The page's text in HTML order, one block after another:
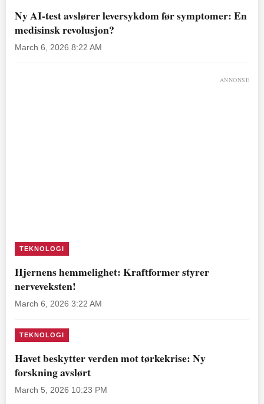
Ny AI-test avslører leversykdom før symptomer: En
medisinsk revolusjon?
March 6, 2026 8:22 AM
ANNONSE
TEKNOLOGI
Hjernens hemmelighet: Kraftformer styrer
nerveveksten!
March 6, 2026 3:22 AM
TEKNOLOGI
Havet beskytter verden mot tørkekrise: Ny
forskning avslørt
March 5, 2026 10:23 PM